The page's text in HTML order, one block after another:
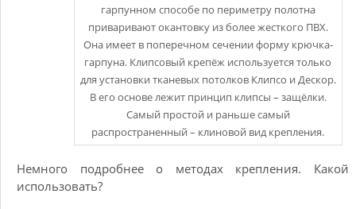
гарпунном способе по периметру полотна
приваривают окантовку из более жесткого ПВХ.
Она имеет в поперечном сечении форму крючка-
гарпуна. Клипсовый крепёж используется только
для установки тканевых потолков Клипсо и Дескор.
В его основе лежит принцип клипсы – защёлки.
Самый простой и раньше самый
распространенный – клиновой вид крепления.
Немного подробнее о методах крепления.
использовать?